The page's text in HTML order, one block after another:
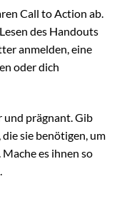
Call to Action ab.
des Handouts
anmelden, eine
oder dich
und prägnant. Gib
sie benötigen, um
es ihnen so